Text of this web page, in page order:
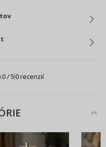
/ 50 recenzií